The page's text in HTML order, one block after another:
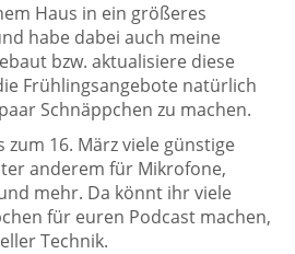
Haus in ein größeres
habe dabei auch meine
bzw. aktualisiere diese
Frühlingsangebote natürlich
Schnäppchen zu machen.
zum 16. März viele günstige
anderem für Mikrofone,
mehr. Da könnt ihr viele
für euren Podcast machen,
Technik.